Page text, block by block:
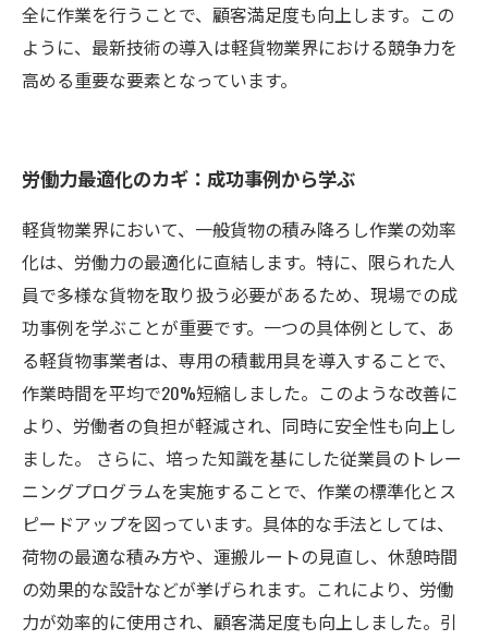
全に作業を行うことで、顧客満足度も向上します。この
ように、最新技術の導入は軽貨物業界における競争力を
高める重要な要素となっています。
労働力最適化のカギ：成功事例から学ぶ
軽貨物業界において、一般貨物の積み降ろし作業の効率
化は、労働力の最適化に直結します。特に、限られた人
員で多様な貨物を取り扱う必要があるため、現場での成
功事例を学ぶことが重要です。一つの具体例として、あ
る軽貨物事業者は、専用の積載用具を導入することで、
作業時間を平均で20%短縮しました。このような改善に
より、労働者の負担が軽減され、同時に安全性も向上し
ました。 さらに、培った知識を基にした従業員のトレー
ニングプログラムを実施することで、作業の標準化とス
ピードアップを図っています。具体的な手法としては、
荷物の最適な積み方や、運搬ルートの見直し、休憩時間
の効果的な設計などが挙げられます。これにより、労働
力が効率的に使用され、顧客満足度も向上しました。引